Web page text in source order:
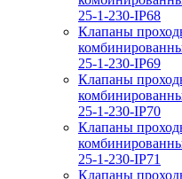
25-1-230-IP68
Клапаны
25-1-230-IP69
Клапаны
25-1-230-IP70
Клапаны
25-1-230-IP71
Клапаны